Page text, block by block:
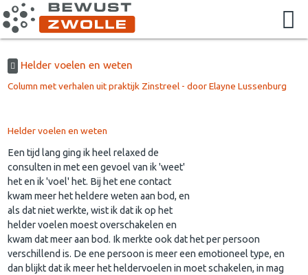
Helder voelen en weten
Column met verhalen uit praktijk Zinstreel - door Elayne Lussenburg
Helder voelen en weten
Een tijd lang ging ik heel relaxed de
consulten in met een gevoel van ik 'weet'
het en ik 'voel' het. Bij het ene contact
kwam meer het heldere weten aan bod, en
als dat niet werkte, wist ik dat ik op het
helder voelen moest overschakelen en
kwam dat meer aan bod. Ik merkte ook dat het per persoon
verschillend is. De ene persoon is meer een emotioneel type, en
dan blijkt dat ik meer het heldervoelen in moet schakelen, in mag